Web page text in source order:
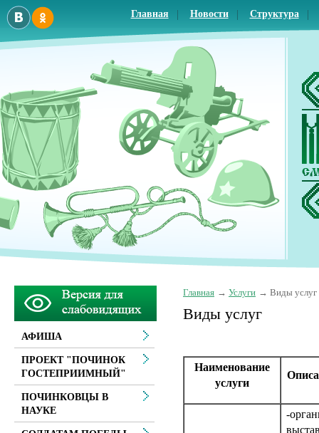
Главная Новости Структура
Главная Услуги Виды услуг
Виды услуг
Наименование
услуги
-
АФИША
ПРОЕКТ "ПОЧИНОК
ГОСТЕПРИИМНЫЙ"
ПОЧИНКОВЦЫ В
НАУКЕ